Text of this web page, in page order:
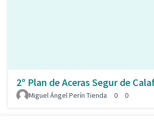
2º Plan de Aceras Segur de
Miguel Ángel Perín Tienda
0 0